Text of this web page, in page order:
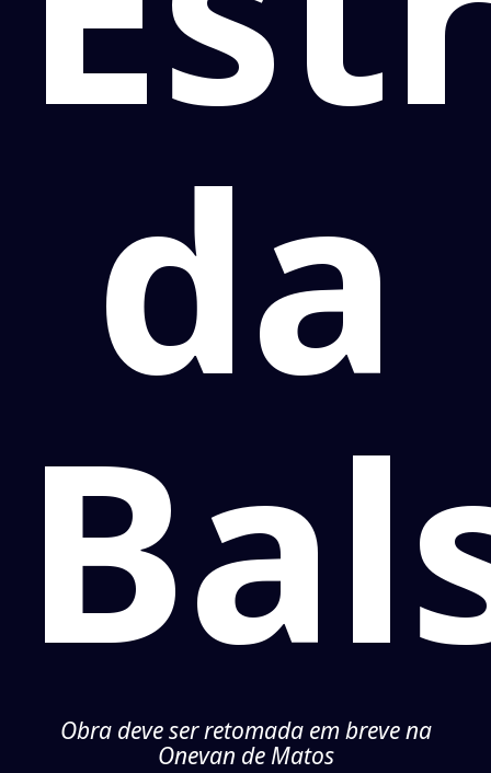
da
Obra deve ser retomada em breve na
Onevan de Matos